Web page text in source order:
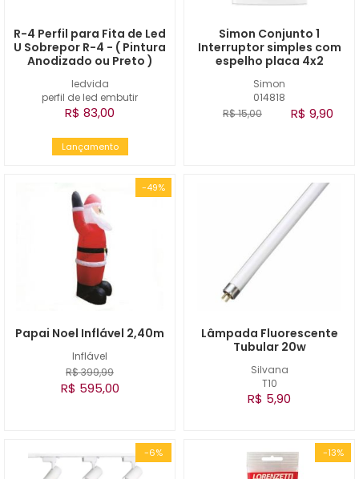
ledvida
perfil de led embutir
R-4 Perfil para Fita de Led
U Sobrepor R-4 - ( Pintura
Anodizado ou Preto )
R$ 83,00
Lançamento
Simon
014818
Simon Conjunto 1
Interruptor simples com
espelho placa 4x2
R$ 15,00 R$ 9,90
-49%
Inflável
Papai Noel Inflável 2,40m
R$ 399,99
R$ 595,00
Silvana
T10
Lâmpada Fluorescente
Tubular 20w
R$ 5,90
-6% -13%